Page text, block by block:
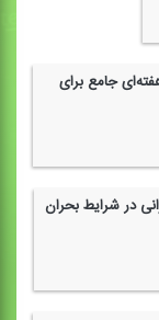
جامع برای
در شرایط بحران